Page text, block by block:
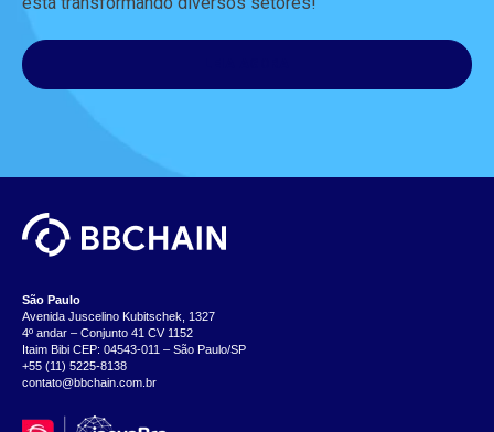
São Paulo
Avenida Juscelino Kubitschek, 1327
4º andar – Conjunto 41 CV 1152
Itaim Bibi CEP: 04543-011 – São Paulo/SP
+55 (11) 5225-8138
contato@bbchain.com.br